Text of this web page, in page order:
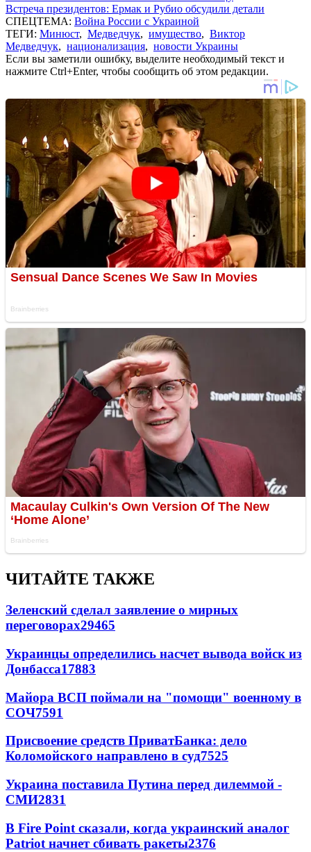
Встреча президентов: Ермак и Рубио обсудили детали
СПЕЦТЕМА: Война России с Украиной
ТЕГИ: Минюст, Медведчук, имущество, Виктор
Медведчук, национализация, новости Украины
Если вы заметили ошибку, выделите необходимый текст и
нажмите Ctrl+Enter, чтобы сообщить об этом редакции.
ЧИТАЙТЕ ТАКЖЕ
Зеленский сделал заявление о мирных
переговорах29465
Украинцы определились насчет вывода войск из
Донбасса17883
Майора ВСП поймали на "помощи" военному в
СОЧ7591
Присвоение средств ПриватБанка: дело
Коломойского направлено в суд7525
Украина поставила Путина перед дилеммой -
СМИ2831
В Fire Point сказали, когда украинский аналог
Patriot начнет сбивать ракеты2376